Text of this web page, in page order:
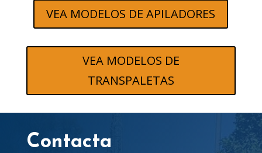
VEA MODELOS DE APILADORES
VEA MODELOS DE
TRANSPALETAS
Contacta